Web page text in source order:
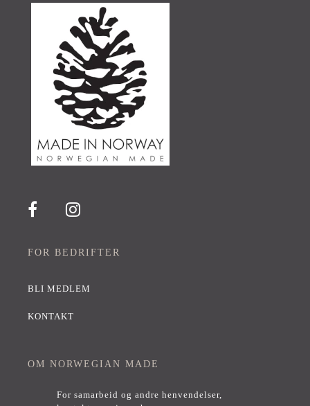
FOR BEDRIFTER
BLI MEDLEM
KONTAKT
OM NORWEGIAN MADE
For samarbeid og andre henvendelser,